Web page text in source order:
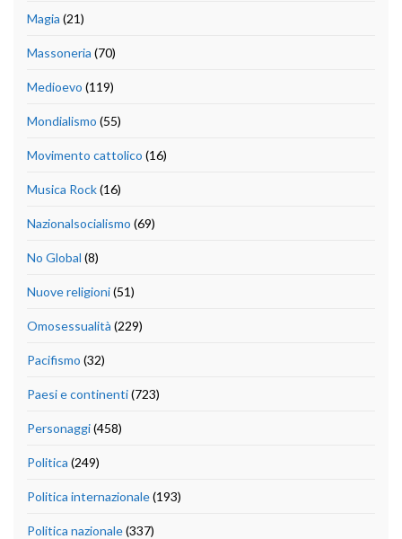
Magia (21)
Massoneria (70)
Medioevo (119)
Mondialismo (55)
Movimento cattolico (16)
Musica Rock(16)
Nazionalsocialismo (69)
No Global (8)
Nuove religioni(51)
Omosessualità (229)
Pacifismo (32)
Paesi e continenti(723)
Personaggi(458)
Politica (249)
Politica internazionale(193)
Politica nazionale(337)